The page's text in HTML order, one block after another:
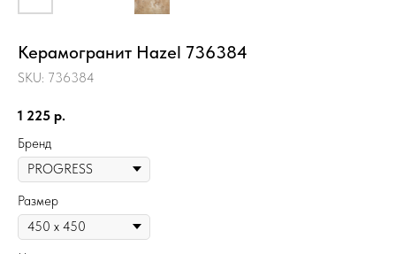
Керамогранит Hazel 736384
SKU: 736384
1 225 р.
Бренд
Размер